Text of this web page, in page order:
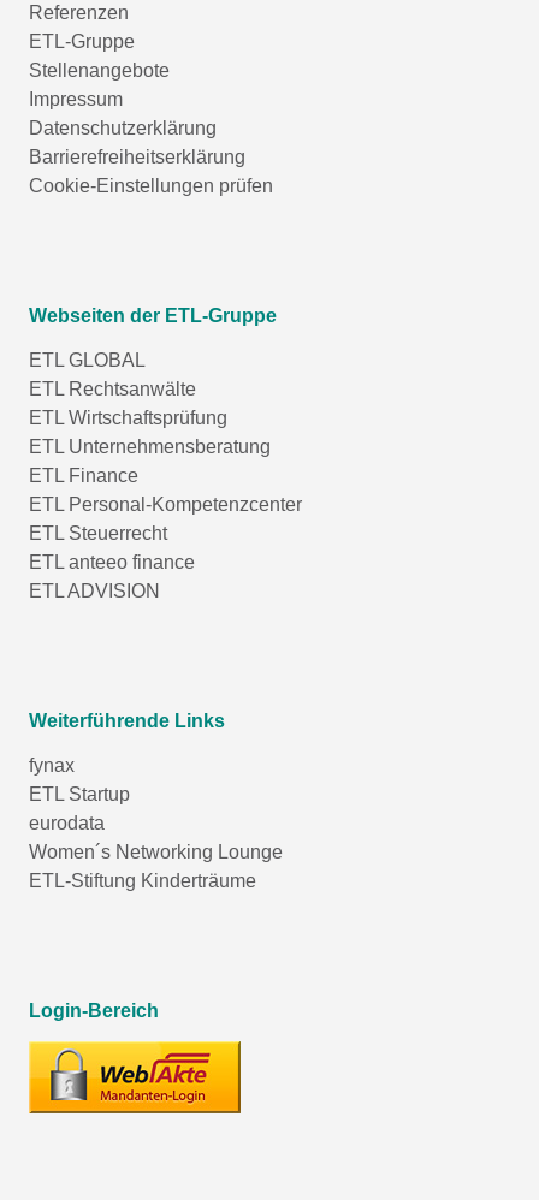
Referenzen
ETL-Gruppe
Stellenangebote
Impressum
Datenschutzerklärung
Barrierefreiheitserklärung
Cookie-Einstellungen prüfen
Webseiten der ETL-Gruppe
ETL GLOBAL
ETL Rechtsanwälte
ETL Wirtschaftsprüfung
ETL Unternehmensberatung
ETL Finance
ETL Personal-Kompetenzcenter
ETL Steuerrecht
ETL anteeo finance
ETL ADVISION
Weiterführende Links
fynax
ETL Startup
eurodata
Women´s Networking Lounge
ETL-Stiftung Kinderträume
Login-Bereich